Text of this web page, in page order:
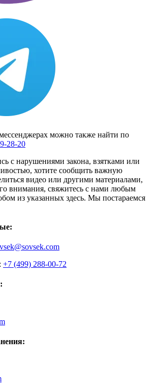
можно также найти по
28-20
с нарушениями закона, взятками или
хотите сообщить важную
видео или другими материалами,
внимания, свяжитесь с нами любым
из указанных здесь. Мы постараемся
+7 (499) 288-00-72